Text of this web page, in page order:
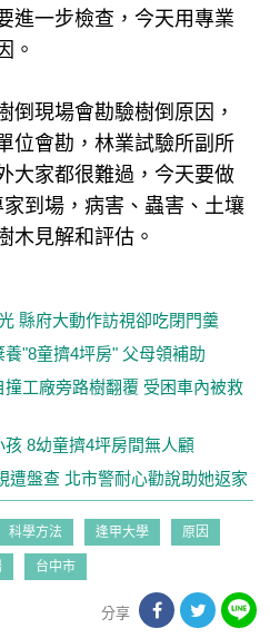
進一步檢查，今天用專業
。
倒現場會勘驗樹倒原因，
位會勘，林業試驗所副所
大家都很難過，今天要做
到場，病害、蟲害、土壤
木見解和評估。
縣府大動作訪視卻吃閉門羹
"8童擠4坪房" 父母領補助
工廠旁路樹翻覆 受困車內被救
8幼童擠4坪房間無人顧
遭盤查 北市警耐心勸說助她返家
科學方法 逢甲大學 原因
台中市
分享